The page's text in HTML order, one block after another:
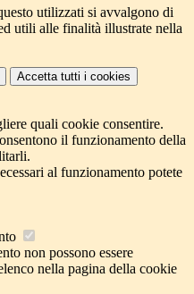
utilizzati si avvalgono di
utili alle finalità illustrate nella
Accetta tutti i cookies
quali cookie consentire.
il funzionamento della
al funzionamento potete
non possono essere
nella pagina della cookie